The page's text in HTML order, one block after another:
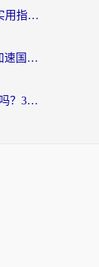
海外党必看：VPN翻墙到大陆的实用指南——从看CCTV5到选加速器，一篇全搞定
身在海外，如何选择一款靠谱的加速国内网络的加速器？
海外党必看：vpn回大陆免费靠谱吗？3步选对加速器实现无缝刷国内资源